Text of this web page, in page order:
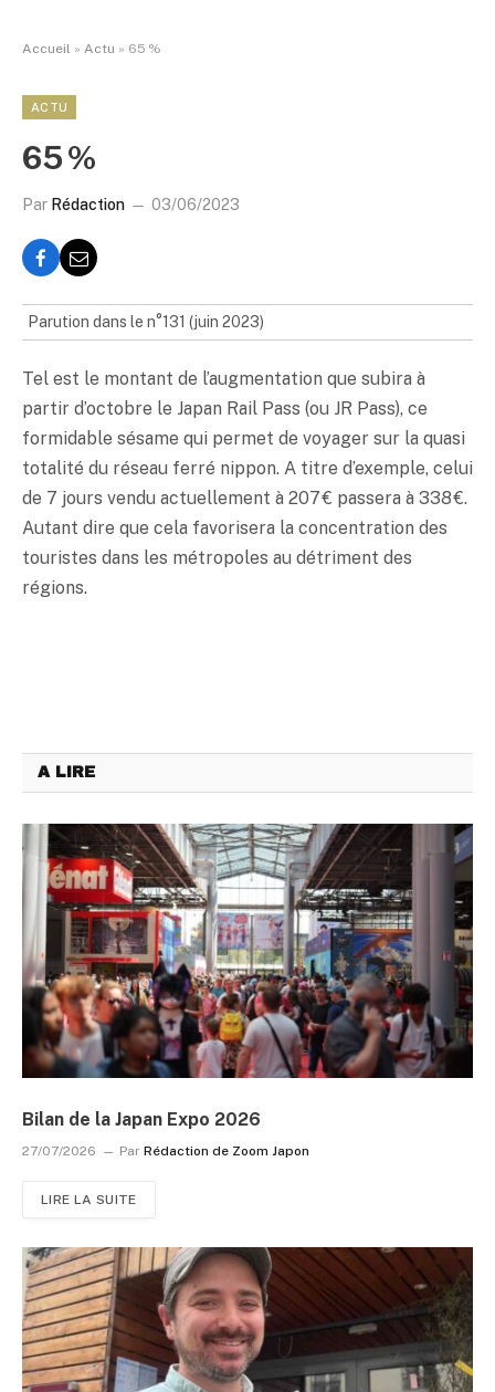
Accueil » Actu » 65 %
ACTU
65 %
Par Rédaction 03/06/2023
Parution dans le n°131 (juin 2023)
Tel est le montant de l’augmentation que subira à
partir d’octobre le Japan Rail Pass (ou JR Pass), ce
formidable sésame qui permet de voyager sur la quasi
totalité du réseau ferré nippon. A titre d’exemple, celui
de 7 jours vendu actuellement à 207 € passera à 338 €.
Autant dire que cela favorisera la concentration des
touristes dans les métropoles au détriment des
régions.
A LIRE
Bilan de la Japan Expo 2026
27/07/2026 Par Rédaction de Zoom Japon
LIRE LA SUITE